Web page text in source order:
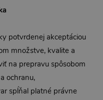
potvrdenej akceptáciou
množstve, kvalite a
na prepravu spôsobom
ochranu,
spĺňal platné právne